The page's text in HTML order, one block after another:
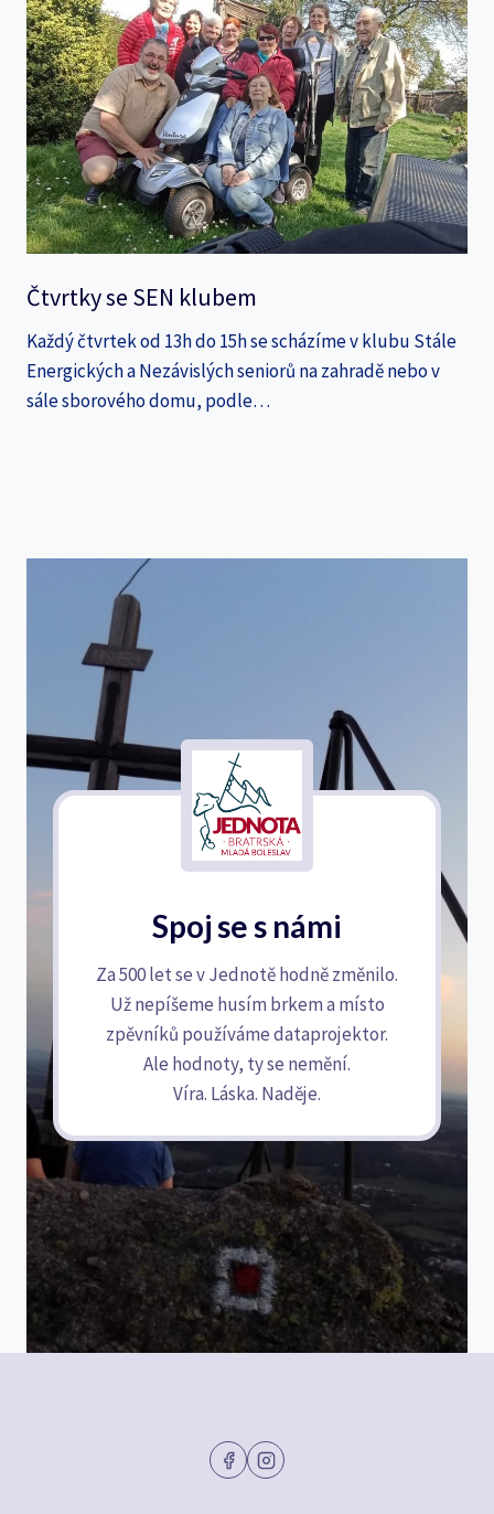
Čtvrtky se SEN klubem
Každý čtvrtek od 13h do 15h se scházíme v klubu Stále
Energických a Nezávislých seniorů na zahradě nebo v
sále sborového domu, podle…
Spoj se s námi
Za 500 let se v Jednotě hodně změnilo.
Už nepíšeme husím brkem a místo
zpěvníků používáme dataprojektor.
Ale hodnoty, ty se nemění.
Víra. Láska. Naděje.